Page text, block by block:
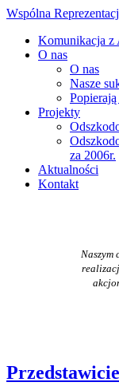
Wspólna
Komunikacja z
O nas
O nas
Nasze
Popierają
Projekty
za 2006r.
Aktualności
Kontakt
Naszym